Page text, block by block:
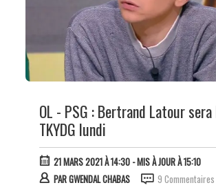
OL - PSG : Bertrand Latour
TKYDG lundi
21 MARS 2021 À 14:30- MIS À JOUR À 15:10
PARGWENDAL CHABAS 9 Commentaires